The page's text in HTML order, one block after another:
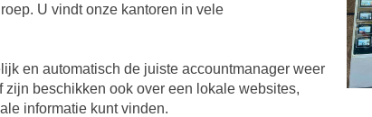
U vindt onze kantoren in vele
en automatisch de juiste accountmanager weer
beschikken ook over een lokale websites,
informatie kunt vinden.